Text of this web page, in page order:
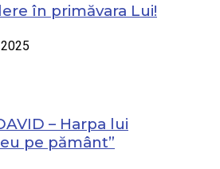
în primăvara Lui!
– Harpa lui
pe pământ”